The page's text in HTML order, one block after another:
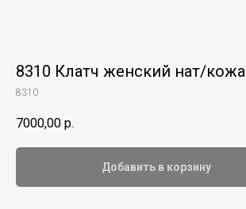
8310 Клатч женский нат/кожа
8310
7000,00 р.
Добавить в корзину